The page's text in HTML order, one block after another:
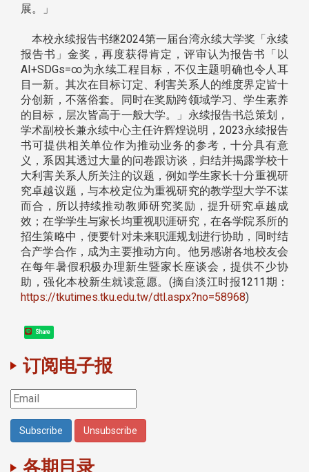
展。」
​​​​​​​ 本校永续报告书继2024第一届台湾永续大学奖「永续
报告书」金奖，再度获得肯定，评审认为报告书「以
AI+SDGs=∞为永续工程目标，不仅主题明确也令人耳
目一新。其次在目标订定、利害关系人的维度界定皆十
分创新，不落俗套。同时在奖励跨领域学习、学生素养
的目标，层次皆高于一般大学。」永续报告书总策划，
学术副校长兼永续中心主任许辉煌说明，2023永续报告
书可提供相关单位作为推动业务的参考，十分具有意
义，系因其透过大量的问卷跟访谈，归结并揭露学校十
大利害关系人所关注的议题，例如学生家长十分重视研
究卓越议题，与本校定位为重视研究的教学型大学不谋
而合，所以持续推动教师研究奖励，提升研究卓越成
效；在学学生与家长均重视职涯研究，在各学院系所的
招生策略中，便要针对未来职涯规划进行协助，同时结
合产学合作，成为主要推动方向。他另感谢各地校友会
在每年暑假积极办理新生暨家长座谈会，提供不少协
助，强化本校新生就读意愿。(摘自淡江时报1211期：
https://tkutimes.tku.edu.tw/dtl.aspx?no=58968)
Share
订阅电子报
各期目录